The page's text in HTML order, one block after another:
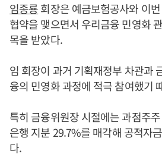
임종룡회장은 예금보험공사와 이
협약을 맺으면서 우리금융 민영화
목을 받았다.
임 회장이 과거 기획재정부 차관과
융의 민영화 과정에 적극 참여했기
특히 금융위원장 시절에는 과점주
은행 지분 29.7%를 매각해 공적자
다.